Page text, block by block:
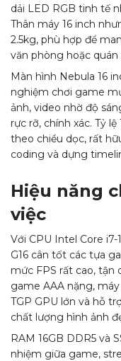
dải LED RGB tinh tế
Thân máy 16 inch
2.5kg, phù hợp để
văn phòng hoặc quán
Màn hình Nebula 16
nghiệm chơi game
ảnh, video nhờ độ
rực rỡ, chính xác. Tỷ
theo chiều dọc, rất
coding và dựng
Hiệu năng
việc
Với CPU Intel Core
G16 cân tốt các tựa
mức FPS rất cao,
game AAA nặng,
TGP GPU lớn và hỗ
chất lượng hình ảnh
RAM 16GB DDR5 và
nhiệm giữa game,